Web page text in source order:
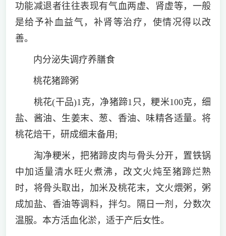
功能减退者往往表现有气血两虚、肾虚等，一般
是给予补血益气，补肾等治疗，使情况得以改
善。
内分泌失调疗养膳食
桃花猪蹄粥
桃花(干品)1克，净猪蹄1只，粳米100克，细
盐、酱油、生姜末、葱、香油、味精各适量。将
桃花焙干，研成细末备用;
淘净粳米，把猪蹄皮肉与骨头分开，置铁锅
中加适量清水旺火煮沸，改文火炖至猪蹄烂熟
时，将骨头取出，加米及桃花末，文火煨粥，粥
成加盐、香油等调料，拌匀。隔日一剂，分数次
温服。本方活血化淤，适于产后女性。